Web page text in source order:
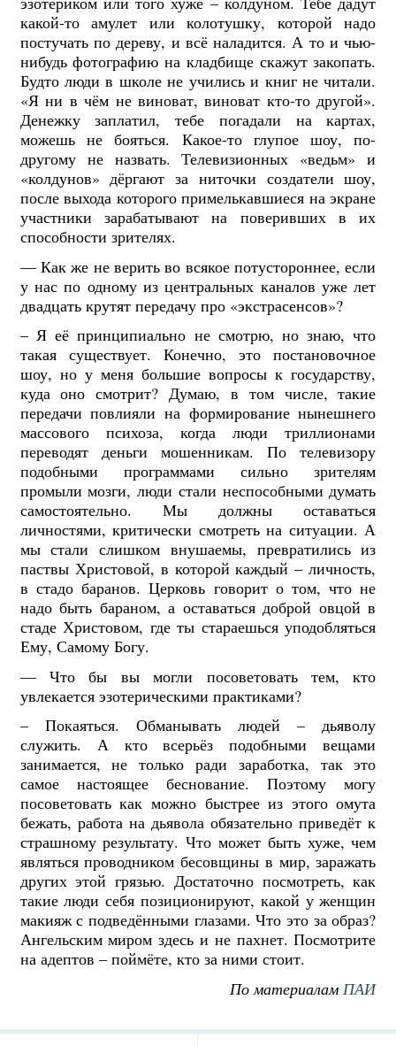
какой-то амулет или колотушку, которой надо
постучать по дереву, и всё наладится. А то и чью-
нибудь фотографию на кладбище скажут закопать.
Будто люди в школе не учились и книг не читали.
«Я ни в чём не виноват, виноват кто-то другой».
Денежку заплатил, тебе погадали на картах,
можешь не бояться. Какое-то глупое шоу, по-
другому не назвать.Телевизионных «ведьм» и
«колдунов» дёргают за ниточки создатели шоу,
после выхода которого примелькавшиеся на экране
участники зарабатывают на поверивших в их
способности зрителях.
— Как же не верить во всякое потустороннее, если
у нас по одному из центральных каналов уже лет
двадцать крутят передачу про «экстрасенсов»?
– Я её принципиально не смотрю, но знаю, что
такая существует. Конечно, это постановочное
шоу, но у меня большие вопросы к государству,
куда оно смотрит? Думаю, в том числе, такие
передачи повлияли на формирование нынешнего
массового психоза, когда люди триллионами
переводят деньги мошенникам. По телевизору
подобными программами сильно зрителям
промыли мозги, люди стали неспособными думать
самостоятельно. Мы должны оставаться
личностями, критически смотреть на ситуации. А
мы стали слишком внушаемы, превратились из
паствы Христовой, в которой каждый – личность,
в стадо баранов. Церковь говорит о том, что не
надо быть бараном, а оставаться доброй овцой в
стаде Христовом, где ты стараешься уподобляться
Ему, Самому Богу.
— Что бы вы могли посоветовать тем, кто
увлекается эзотерическими практиками?
– Покаяться. Обманывать людей – дьяволу
служить. А кто всерьёз подобными вещами
занимается, не только ради заработка, так это
самое настоящее беснование. Поэтому могу
посоветовать как можно быстрее из этого омута
бежать, работа на дьявола обязательно приведёт к
страшному результату. Что может быть хуже, чем
являться проводником бесовщины в мир, заражать
других этой грязью. Достаточно посмотреть, как
такие люди себя позиционируют, какой у женщин
макияж с подведёнными глазами. Что это за образ?
Ангельским миром здесь и не пахнет. Посмотрите
на адептов – поймёте, кто за ними стоит.
По материалам ПАИ